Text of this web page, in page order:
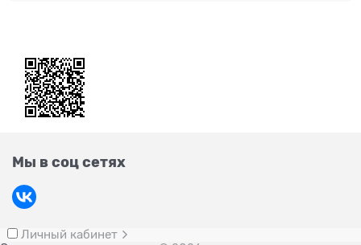
Мы в соц сетях
Личный кабинет